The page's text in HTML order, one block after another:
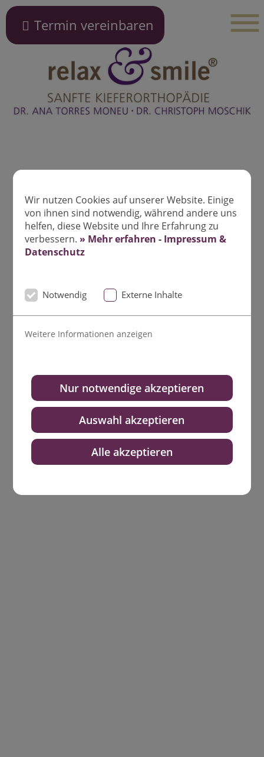
Wir nutzen Cookies auf unserer Website. Einige
von ihnen sind notwendig, während andere uns
helfen, diese Website und Ihre Erfahrung zu
verbessern. » Mehr erfahren - Impressum &
Datenschutz
Notwendig Externe Inhalte
Weitere Informationen anzeigen
Nur notwendige akzeptieren
Auswahl akzeptieren
Alle akzeptieren
Termin vereinbaren